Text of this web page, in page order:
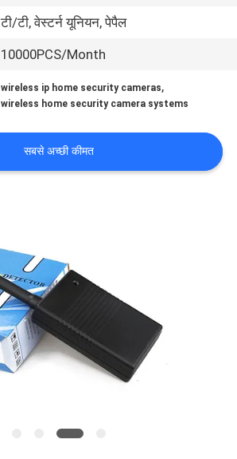
टी/टी, वेस्टर्न यूनियन, पेपैल
10000PCS/Month
wireless ip home security cameras,
wireless home security camera systems
सबसे अच्छी कीमत